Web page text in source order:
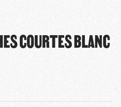
COURTES BLANC